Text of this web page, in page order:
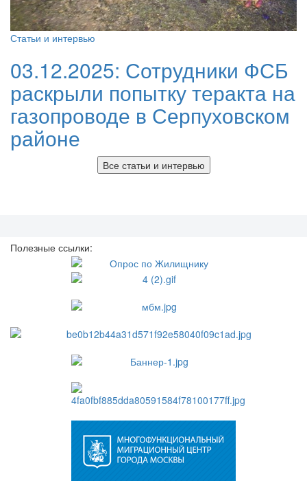
Статьи и интервью
03.12.2025: Сотрудники ФСБ
раскрыли попытку теракта на
газопроводе в Серпуховском
районе
Все статьи и интервью
Полезные ссылки: